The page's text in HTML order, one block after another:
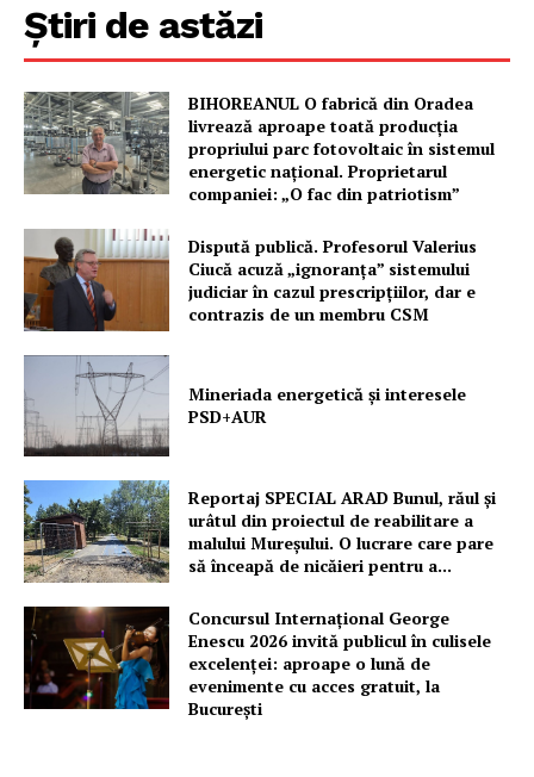
Un proiect
FREEDOM HOUSE ROMÂNIA
PRESShub
Despre noi / Echipa
Proiecte editoriale
Contact
Știri de astăzi
BIHOREANUL O fabrică din Oradea
livrează aproape toată producția
propriului parc fotovoltaic în sistemul
energetic național. Proprietarul
companiei: „O fac din patriotism”
Dispută publică. Profesorul Valerius
Ciucă acuză „ignoranța” sistemului
judiciar în cazul prescripțiilor, dar e
contrazis de un membru CSM
Mineriada energetică și interesele
PSD+AUR
Reportaj SPECIAL ARAD Bunul, răul și
urâtul din proiectul de reabilitare a
malului Mureșului. O lucrare care pare
să înceapă de nicăieri pentru a...
Concursul Internațional George
Enescu 2026 invită publicul în culisele
excelenței: aproape o lună de
evenimente cu acces gratuit, la
București